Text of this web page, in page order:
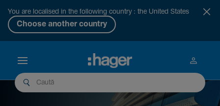
You are localised in the following country : the United States
Choose another country